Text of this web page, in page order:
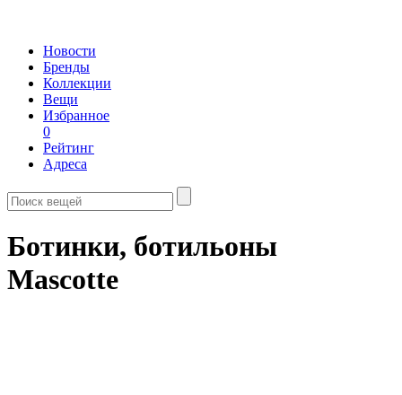
Новости
Бренды
Коллекции
Вещи
Избранное
0
Рейтинг
Адреса
Ботинки, ботильоны
Mascotte